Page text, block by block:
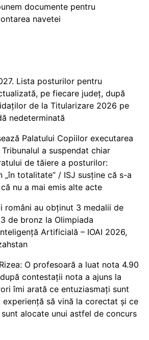
documente pentru
navetei
Lista posturilor pentru
pe fiecare județ, după
de la Titularizare 2026 pe
nedeterminată
Palatului Copiilor executarea
a suspendat chiar
de tăiere a posturilor:
„în totalitate” / ISJ susține că s-a
nu a mai emis alte acte
români au obținut 3 medalii de
de bronz la Olimpiada
Artificială – IOAI 2026,
O profesoară a luat nota 4.90
contestații nota a ajuns la
îmi arată ce entuziasmați sunt
să vină la corectat și ce
alocate unui astfel de concurs